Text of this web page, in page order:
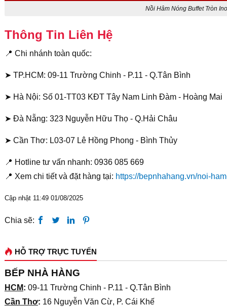
Nồi Hâm Nóng Buffet Tròn
Thông Tin Liên Hệ
📍 Chi nhánh toàn quốc:
➤ TP.HCM: 09-11 Trường Chinh - P.11 - Q.Tân Bình
➤ Hà Nội: Số 01-TT03 KĐT Tây Nam Linh Đàm - Hoàng Mai
➤ Đà Nẵng: 323 Nguyễn Hữu Thọ - Q.Hải Châu
➤ Cần Thơ: L03-07 Lê Hồng Phong - Bình Thủy
📍 Hotline tư vấn nhanh: 0936 085 669
📍 Xem chi tiết và đặt hàng tại: https://bepnhahang.vn/noi-
Cập nhật 11:49 01/08/2025
Chia sẽ:
HỖ TRỢ TRỰC TUYẾN
BẾP NHÀ HÀNG
HCM: 09-11 Trường Chinh - P.11 - Q.Tân Bình
Cần Thơ: 16 Nguyễn Văn Cừ, P. Cái Khế